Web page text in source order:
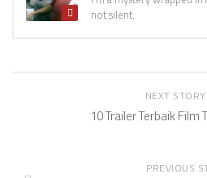
not silent.
NEXT STORY
10 Trailer Terbaik Film
PREVIOUS